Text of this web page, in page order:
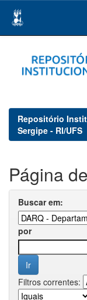
navigation
Repositório
Sergipe - RI/UFS
Página
Buscar em:
por
Filtros correntes: